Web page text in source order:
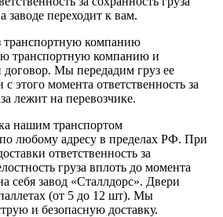
заводе переходит к вам.
транспортную компанию
транспортную компанию и
договор. Мы передадим груз ее
этого момента ответственность за
лежит на перевозчике.
нашим транспортом
любому адресу в пределах РФ. При
ответственность за
груза вплоть до момента
себя завод «Сталлдорс». Двери
(от 5 до 12 шт). Мы
и безопасную доставку.